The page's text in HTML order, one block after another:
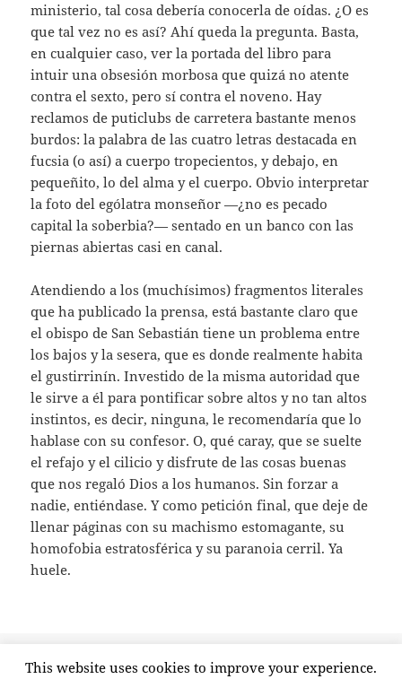
ministerio, tal cosa debería conocerla de oídas. ¿O es
que tal vez no es así? Ahí queda la pregunta. Basta,
en cualquier caso, ver la portada del libro para
intuir una obsesión morbosa que quizá no atente
contra el sexto, pero sí contra el noveno. Hay
reclamos de puticlubs de carretera bastante menos
burdos: la palabra de las cuatro letras destacada en
fucsia (o así) a cuerpo tropecientos, y debajo, en
pequeñito, lo del alma y el cuerpo. Obvio interpretar
la foto del ególatra monseñor —¿no es pecado
capital la soberbia?— sentado en un banco con las
piernas abiertas casi en canal.
Atendiendo a los (muchísimos) fragmentos literales
que ha publicado la prensa, está bastante claro que
el obispo de San Sebastián tiene un problema entre
los bajos y la sesera, que es donde realmente habita
el gustirrinín. Investido de la misma autoridad que
le sirve a él para pontificar sobre altos y no tan altos
instintos, es decir, ninguna, le recomendaría que lo
hablase con su confesor. O, qué caray, que se suelte
el refajo y el cilicio y disfrute de las cosas buenas
que nos regaló Dios a los humanos. Sin forzar a
nadie, entiéndase. Y como petición final, que deje de
llenar páginas con su machismo estomagante, su
homofobia estratosférica y su paranoia cerril. Ya
huele.
el
pecado,sexo,soberbia Deja un comentarioen Sex Munilla
This website uses cookies to improve your experience.